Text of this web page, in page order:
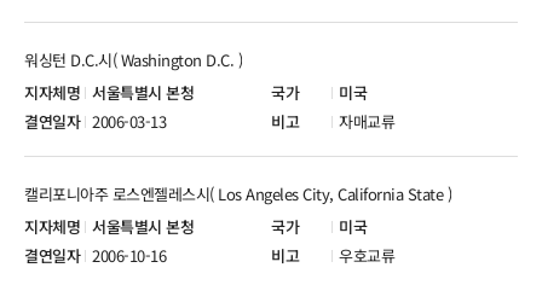
서울특별시 본청 미국
워싱턴 D.C.시( Washington D.C. )
2006-03-13 자매교류
서울특별시 본청 미국
캘리포니아주 로스엔젤레스시( Los Angeles City, California State )
2006-10-16 우호교류